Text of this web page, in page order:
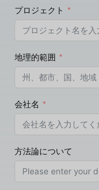
プロジェクト
地理的範囲
会社名
方法論について